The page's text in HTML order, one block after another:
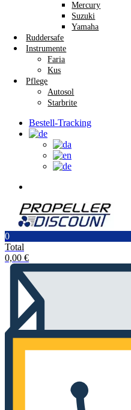
Mercury
Suzuki
Yamaha
Ruddersafe
Instrumente
Faria
Kus
Pflege
Autosol
Starbrite
Bestell-Tracking
0
Total
0,00 €